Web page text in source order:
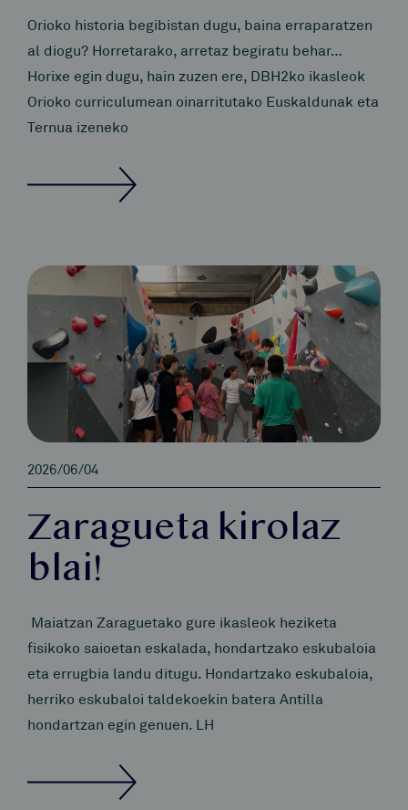
Orioko historia begibistan dugu, baina erraparatzen
al diogu? Horretarako, arretaz begiratu behar…
Horixe egin dugu, hain zuzen ere, DBH2ko ikasleok
Orioko curriculumean oinarritutako Euskaldunak eta
Ternua izeneko
2026/06/04
Zaragueta kirolaz
blai!
Maiatzan Zaraguetako gure ikasleok heziketa
fisikoko saioetan eskalada, hondartzako eskubaloia
eta errugbia landu ditugu. Hondartzako eskubaloia,
herriko eskubaloi taldekoekin batera Antilla
hondartzan egin genuen. LH